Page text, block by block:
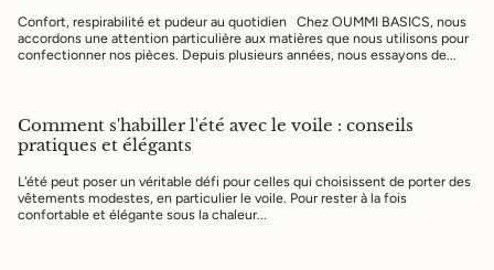
Confort, respirabilité et pudeur au quotidien Chez OUMMI BASICS, nous
accordons une attention particulière aux matières que nous utilisons pour
confectionner nos pièces. Depuis plusieurs années, nous essayons de...
Comment s'habiller l'été avec le voile : conseils
pratiques et élégants
L'été peut poser un véritable défi pour celles qui choisissent de porter des
vêtements modestes, en particulier le voile. Pour rester à la fois
confortable et élégante sous la chaleur...